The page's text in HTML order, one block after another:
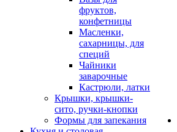
фруктов,
конфетницы
Масленки,
сахарницы, для
специй
Чайники
заварочные
Кастрюли, латки
Крышки, крышки-
сито, ручки-кнопки
Формы для запекания